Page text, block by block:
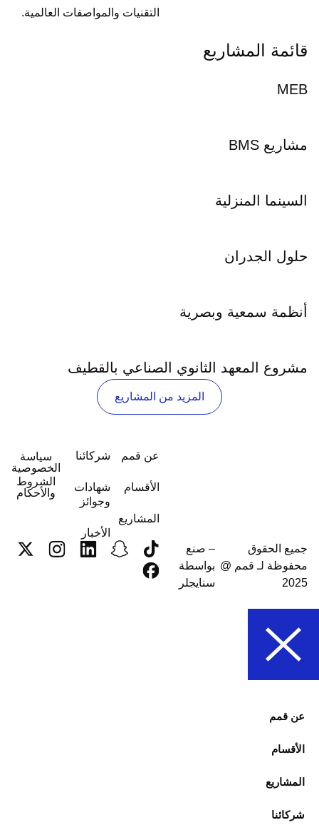
التقنيات والمواصفات العالمية.
قائمة المشاريع
MEB
مشاريع BMS
السينما المنزلية
حلول الجدران
أنظمة سمعية وبصرية
مشروع المعهد الثانوي الصناعي بالقطيف
المزيد من المشاريع
عن قمم
الأقسام
المشاريع
شركائنا
شهادات
وجوائز
الأخبار
سياسة
الخصوصية
الشروط
والأحكام
جميع الحقوق
محفوظة لـ قمم @
2025
– صنع
بواسطة
سنايجلر
عن قمم
الأقسام
المشاريع
شركائنا